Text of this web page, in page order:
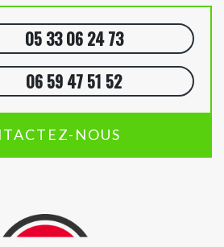
05 33 06 24 73
06 59 47 51 52
NOUS